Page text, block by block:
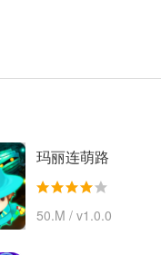
玛丽连萌路
50.M / v1.0.0